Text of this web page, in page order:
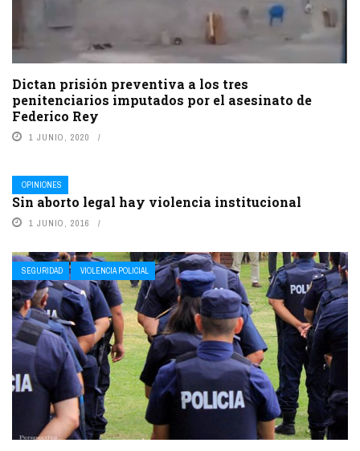
Dictan prisión preventiva a los tres
penitenciarios imputados por el asesinato de
Federico Rey
1 JUNIO, 2020
OPINIONES
Sin aborto legal hay violencia institucional
1 JUNIO, 2016
SEGURIDAD VIOLENCIA POLICIAL